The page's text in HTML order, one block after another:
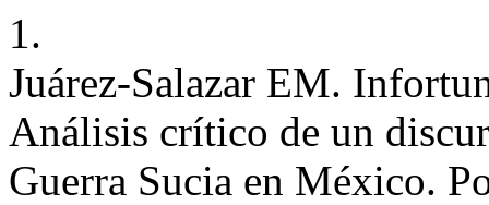
1.
Juárez-Salazar EM.
Análisis crítico de un
Guerra Sucia en México.